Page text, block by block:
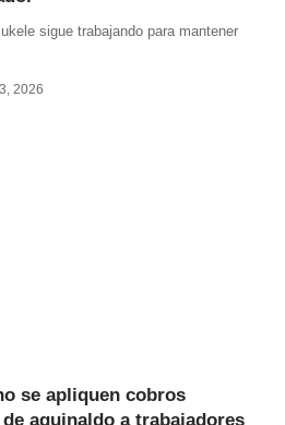
sigue trabajando para mantener
2026
se apliquen cobros
aguinaldo a trabajadores